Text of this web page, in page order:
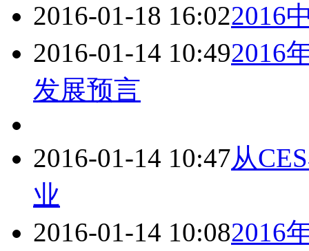
2016-01-18 16:022016
2016-01-14 10:492016
发展预言
2016-01-14 10:47从
业
2016-01-14 10:082016